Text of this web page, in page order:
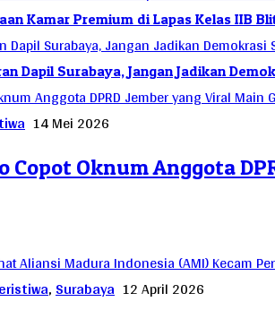
Kamar Premium di Lapas Kelas IIB
Dapil Surabaya, Jangan Jadikan
14 Mei 2026
Copot Oknum Anggota
,Surabaya 12 April 2026